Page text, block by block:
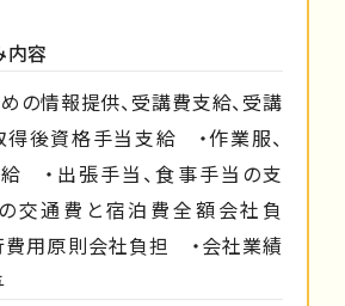
内容
の情報提供、受講費支給、受講
得後資格手当支給 ・作業服、
・出張手当、食事手当の支
交通費と宿泊費全額会社負
用原則会社負担 ・会社業績